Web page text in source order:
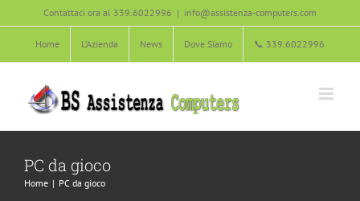
al
Contattaci ora al 339.6022996 | info@assistenza-computers.com
Home L’Azienda News Dove Siamo 📞 339.6022996
PC da gioco
Home PC da gioco